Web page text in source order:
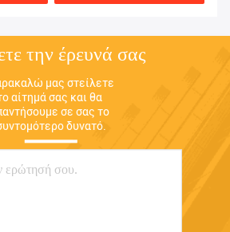
την έρευνά σας
μας στείλετε
αίτημά σας και θα
σε σας το
δυνατό.